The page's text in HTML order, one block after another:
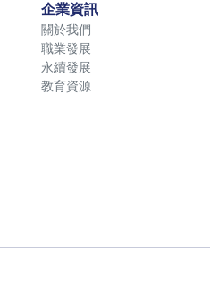
企業資訊
關於我們
職業發展
永續發展
教育資源